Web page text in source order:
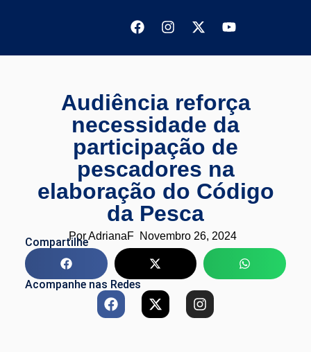
Audiência reforça
necessidade da
participação de
pescadores na
elaboração do Código
da Pesca
PorAdrianaF Novembro 26, 2024
Compartilhe
Acompanhe nas Redes